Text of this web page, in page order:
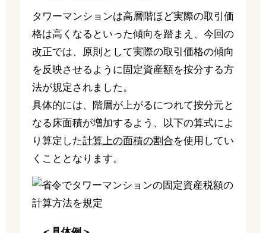
タワーマンションは高層階ほど実際の取引価
格は高くなるといった傾向を踏まえ、今回の
改正では、原則として実際の取引価格の傾向
を反映させるように固定資産額を按分する方
法が規定されました。
具体的には、階層が上がるにつれて按分元と
なる床面積が増加するよう、以下の算式によ
り算定した計算上の面積の割合を使用してい
くこととなります。